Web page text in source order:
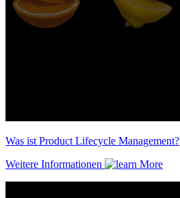
Was ist Product Lifecycle Management?
Weitere Informationen